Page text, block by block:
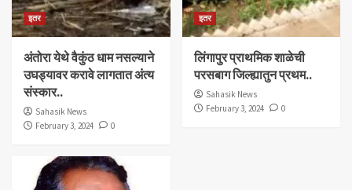
इतर
अंतोरा येथे वैकुंठ धाम नसल्याने
उघड्यावर करावे लागतात अंत्य
संस्कार..
Sahasik News
February 3, 2024
0
इतर
लिंगापुर प्राथमिक शाळेची
परसबाग जिल्ह्यातुन प्रथम..
Sahasik News
February 3, 2024
0